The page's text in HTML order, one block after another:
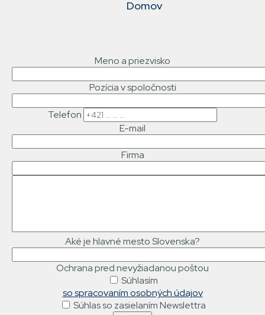
Domov
Meno a priezvisko
Pozícia v spoločnosti
Telefon
E-mail
Firma
Aké je hlavné mesto Slovenska?
Ochrana pred nevyžiadanou poštou
Súhlasím
so spracovaním osobných údajov
Súhlas so zasielaním Newslettra